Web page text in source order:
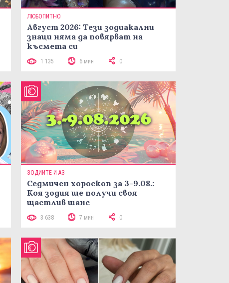
ЛЮБОПИТНО
Август 2026: Тези зодиакални
знаци няма да повярват на
късмета си
1 135 6 мин 0
ЗОДИИТЕ И АЗ
Седмичен хороскоп за 3-9.08.:
Коя зодия ще получи своя
щастлив шанс
3 638 7 мин 0